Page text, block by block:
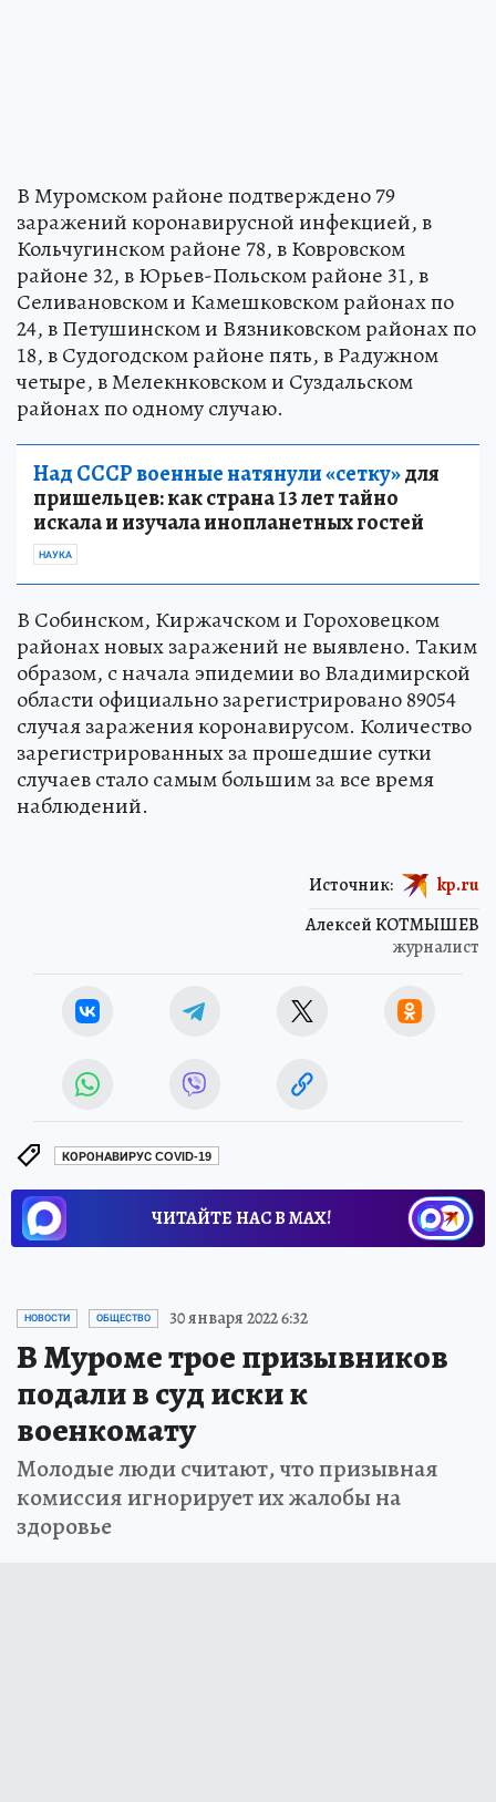
В Муромском районе подтверждено 79
заражений коронавирусной инфекцией, в
Кольчугинском районе 78, в Ковровском
районе 32, в Юрьев-Польском районе 31, в
Селивановском и Камешковском районах по
24, в Петушинском и Вязниковском районах по
18, в Судогодском районе пять, в Радужном
четыре, в Мелекнковском и Суздальском
районах по одному случаю.
Над СССР военные натянули «сетку»для
пришельцев: как страна 13 лет тайно
искала и изучала инопланетных гостей
НАУКА
В Собинском, Киржачском и Гороховецком
районах новых заражений не выявлено. Таким
образом, с начала эпидемии во Владимирской
области официально зарегистрировано 89054
случая заражения коронавирусом. Количество
зарегистрированных за прошедшие сутки
случаев стало самым большим за все время
наблюдений.
Алексей КОТМЫШЕВ
журналист
Источник: kp.ru
КОРОНАВИРУС COVID-19
ЧИТАЙТЕ НАС В МАХ!
НОВОСТИ ОБЩЕСТВО 30 января 2022 6:32
В Муроме трое призывников
подали в суд иски к
военкомату
Молодые люди считают, что призывная
комиссия игнорирует их жалобы на
здоровье